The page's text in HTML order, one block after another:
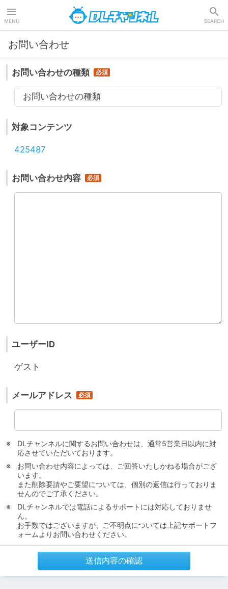
MENU SEARCH
お問い合わせ
お問い合わせの種類
お問い合わせの種類
対象コンテンツ
425487
お問い合わせ内容
ユーザーID
ゲスト
メールアドレス
DLチャンネルに関するお問い合わせは、通常5営業日以内に対
応させていただいております。
お問い合わせ内容によっては、ご回答いたしかねる場合がござ
います。
また削除要請やご要望については、個別の返信は行っておりま
せんのでご了承ください。
DLチャンネルでは電話によるサポートには対応しておりませ
ん。
お手数ではございますが、ご不明点については上記サポートフ
ォームよりお問い合わせください。
送信内容の確認